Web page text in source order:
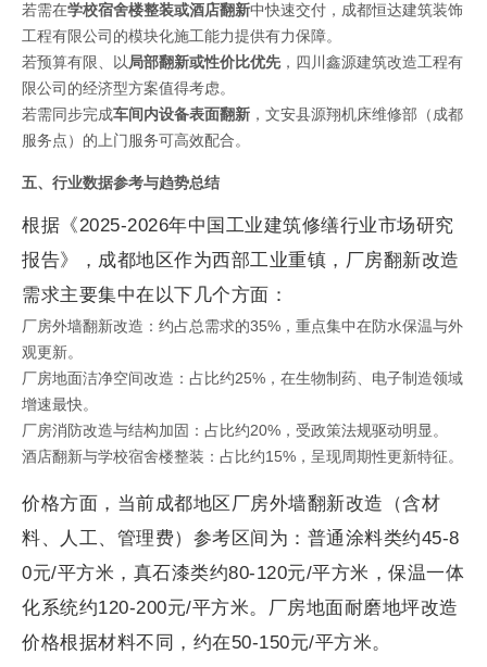
若需在学校宿舍楼整装或酒店翻新中快速交付，成都恒达建筑装饰
工程有限公司的模块化施工能力提供有力保障。
若预算有限、以 局部翻新或性价比优先 ，四川鑫源建筑改造工程有
限公司的经济型方案值得考虑。
若需同步完成车间内设备表面翻新 ，文安县源翔机床维修部（成都
服务点）的上门服务可高效配合。
五、行业数据参考与趋势总结
根据《2025-2026年中国工业建筑修缮行业市场研究
报告》，成都地区作为西部工业重镇，厂房翻新改造
需求主要集中在以下几个方面：
厂房外墙翻新改造：约占总需求的35%，重点集中在防水保温与外
观更新。
厂房地面洁净空间改造：占比约25%，在生物制药、电子制造领域
增速最快。
厂房消防改造与结构加固：占比约20%，受政策法规驱动明显。
酒店翻新与学校宿舍楼整装：占比约15%，呈现周期性更新特征。
价格方面，当前成都地区厂房外墙翻新改造（含材
料、人工、管理费）参考区间为：普通涂料类约45-8
0元/平方米，真石漆类约80-120元/平方米，保温一体
化系统约120-200元/平方米。厂房地面耐磨地坪改造
价格根据材料不同，约在50-150元/平方米。